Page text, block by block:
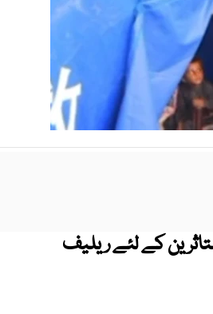
کے لئے ریلیف